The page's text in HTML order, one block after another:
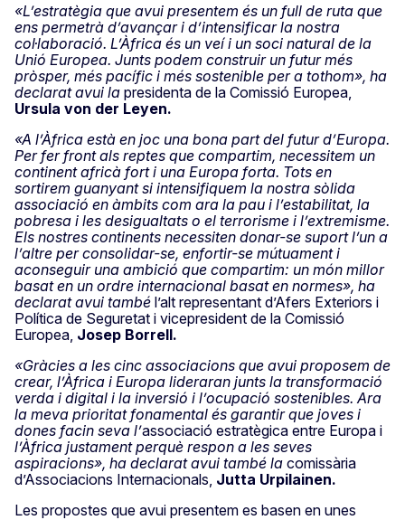
«L’estratègia que avui presentem és un full de ruta que
ens permetrà d’avançar i d’intensificar la nostra
col·laboració. L’Àfrica és un veí i un soci natural de la
Unió Europea. Junts podem construir un futur més
pròsper, més pacífic i més sostenible per a tothom», ha
declarat avui la presidenta de la Comissió Europea,
Ursula von der Leyen.
«A l’Àfrica està en joc una bona part del futur d’Europa.
Per fer front als reptes que compartim, necessitem un
continent africà fort i una Europa forta. Tots en
sortirem guanyant si intensifiquem la nostra sòlida
associació en àmbits com ara la pau i l’estabilitat, la
pobresa i les desigualtats o el terrorisme i l’extremisme.
Els nostres continents necessiten donar-se suport l’un a
l’altre per consolidar-se, enfortir-se mútuament i
aconseguir una ambició que compartim: un món millor
basat en un ordre internacional basat en normes», ha
declarat avui també l’alt representant d’Afers Exteriors i
Política de Seguretat i vicepresident de la Comissió
Europea, Josep Borrell.
«Gràcies a les cinc associacions que avui proposem de
crear, l’Àfrica i Europa lideraran junts la transformació
verda i digital i la inversió i l’ocupació sostenibles. Ara
la meva prioritat fonamental és garantir que joves i
dones facin seva l’associació estratègica entre Europa i
l’Àfrica justament perquè respon a les seves
aspiracions», ha declarat avui també la comissària
d’Associacions Internacionals, Jutta Urpilainen.
Les propostes que avui presentem es basen en unes